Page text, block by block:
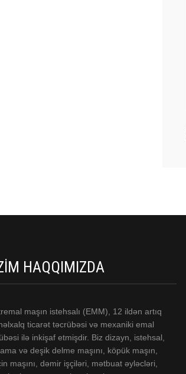
HAQQIMIZDA
maşın istehsalı (EMM), 12 ildən artıq
ticarət təcrübəsi və mexaniki emal
ilə inkişaf etmişdir. Biz dizayn, istehsal,
və deşik delme maşını, köpük maşın,
maşını, dəmir işçiləri, mətbuat əyləcləri,